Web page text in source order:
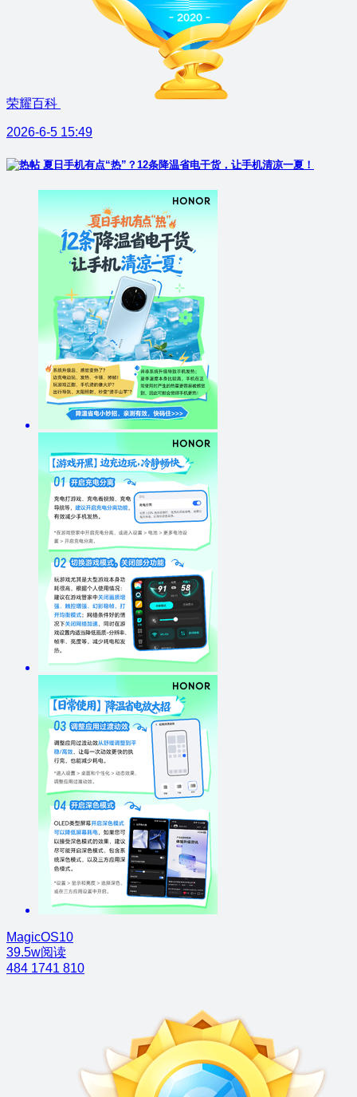
荣耀百科
2026-6-5 15:49
夏日手机有点“热”？12条降温省电干货，让手机清凉一夏！
MagicOS10
39.5w阅读
484 1741 810